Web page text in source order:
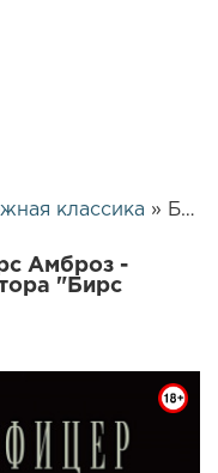
классика » Бирс Амброз - Офицер из обидчивых | 3373
Амброз -
"Бирс